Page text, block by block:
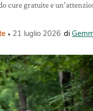
cure gratuite e
21 luglio 2026 di